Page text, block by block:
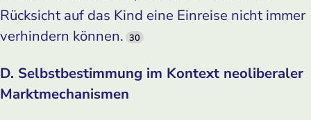
Rücksicht auf das Kind eine Einreise nicht immer
verhindern können. 30
D. Selbstbestimmung im Kontext neoliberaler
Marktmechanismen